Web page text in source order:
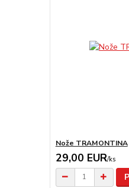
Nože TRAMONTINA
29,00 EUR/ks